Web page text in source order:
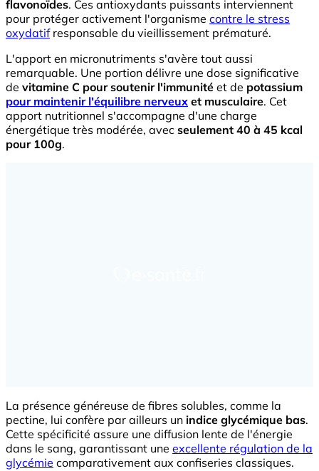
flavonoïdes. Ces antioxydants puissants interviennent
pour protéger activement l'organisme contre le stress
oxydatifresponsable du vieillissement prématuré.
L'apport en micronutriments s'avère tout aussi
remarquable. Une portion délivre une dose significative
de vitamine C pour soutenir l'immunité et de potassium
pour maintenir l'équilibre nerveux et musculaire. Cet
apport nutritionnel s'accompagne d'une charge
énergétique très modérée, avec seulement 40 à 45 kcal
pour 100g.
La présence généreuse de fibres solubles, comme la
pectine, lui confère par ailleurs un indice glycémique bas.
Cette spécificité assure une diffusion lente de l'énergie
dans le sang, garantissant une excellente régulation de la
glycémie comparativement aux confiseries classiques.